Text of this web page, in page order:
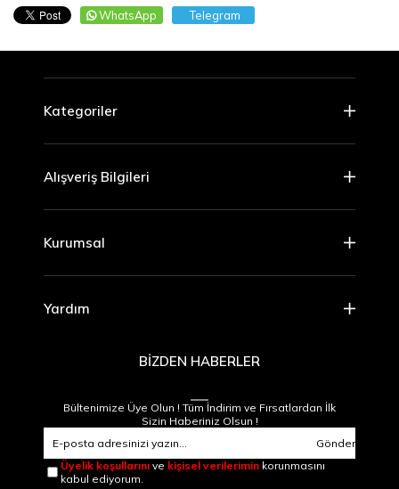
WhatsApp Telegram
Kategoriler
Alışveriş Bilgileri
Kurumsal
Yardım
BİZDEN HABERLER
Bültenimize Üye Olun ! Tüm İndirim ve Fırsatlardan İlk
Sizin Haberiniz Olsun !
Gönder
Üyelik koşullarını ve kişisel verilerimin korunmasını
kabul ediyorum.